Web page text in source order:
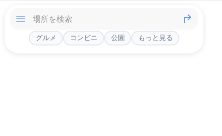
グルメ コンビニ 公園 もっと見る